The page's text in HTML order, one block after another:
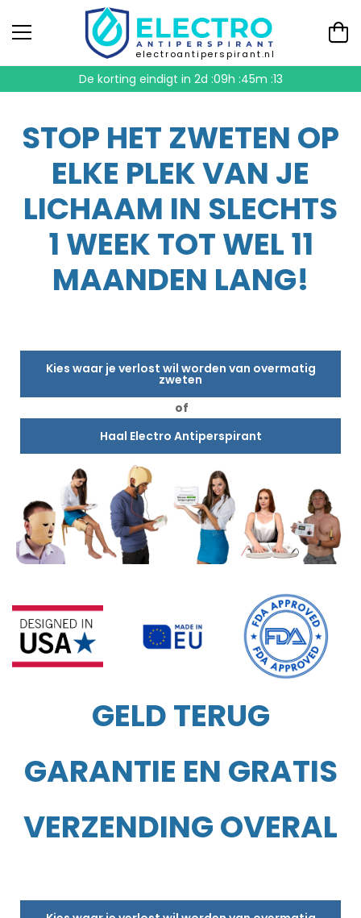
electroantiperspirant.nl
De korting eindigt in 2d :09h :45m :13
STOP HET ZWETEN OP
ELKE PLEK VAN JE
LICHAAM IN SLECHTS
1 WEEK TOT WEL 11
MAANDEN LANG!
Kies waar je verlost wil worden van overmatig
zweten
of
Haal Electro Antiperspirant
GELD TERUG
GARANTIE EN GRATIS
VERZENDING OVERAL